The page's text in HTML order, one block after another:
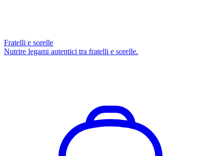
Fratelli e sorelle
Nutrire legami autentici tra fratelli e sorelle.